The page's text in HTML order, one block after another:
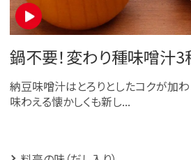
鍋不要！変わり種味噌汁3
納豆味噌汁はとろりとしたコクが加
味わえる懐かしくも新し...